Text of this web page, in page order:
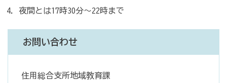
夜間とは17時30分～22時まで
お問い合わせ
住用総合支所地域教育課